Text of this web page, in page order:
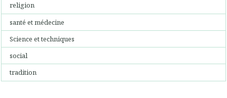
religion
santé et médecine
Science et techniques
social
tradition